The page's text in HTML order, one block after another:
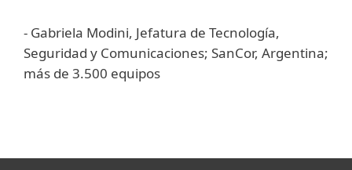
- Gabriela Modini, Jefatura de Tecnología,
Seguridad y Comunicaciones; SanCor, Argentina;
más de 3.500 equipos